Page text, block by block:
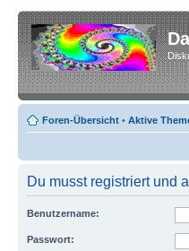
Foren-Übersicht • Aktive
Du musst registriert und
Benutzername:
Passwort: